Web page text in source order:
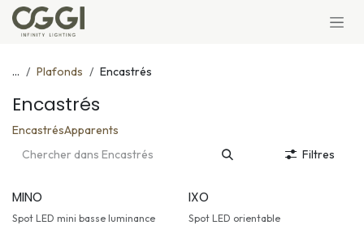
Se rendre au contenu
... Plafonds Encastrés
Encastrés
EncastrésApparents
Filtres
MINO
Spot LED mini basse luminance
IXO
Spot LED orientable